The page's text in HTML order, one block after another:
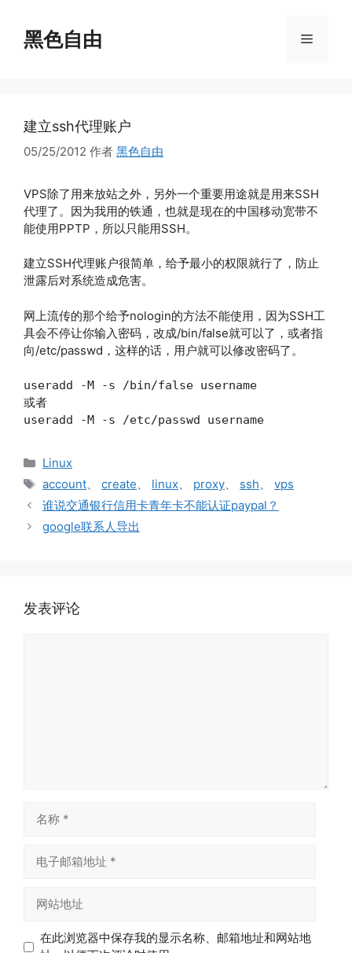
黑色自由 菜
建立ssh代理账户
05/25/2012 作者 黑色自由
VPS除了用来放站之外，另外一个重要用途就是用来SSH
代理了。因为我用的铁通，也就是现在的中国移动宽带不
能使用PPTP，所以只能用SSH。
建立SSH代理账户很简单，给予最小的权限就行了，防止
泄露后对系统造成危害。
网上流传的那个给予nologin的方法不能使用，因为SSH工
具会不停让你输入密码，改成/bin/false就可以了，或者指
向/etc/passwd，这样的话，用户就可以修改密码了。
useradd -M -s /bin/false username
或者
useradd -M -s /etc/passwd username
分
Linux
标
签
account、 create、 linux、 proxy、 ssh、 vps
谁说交通银行信用卡青年卡不能认证paypal？
google联系人导出
发表评论
址
址
在此浏览器中保存我的显示名称、邮箱地址和网站地